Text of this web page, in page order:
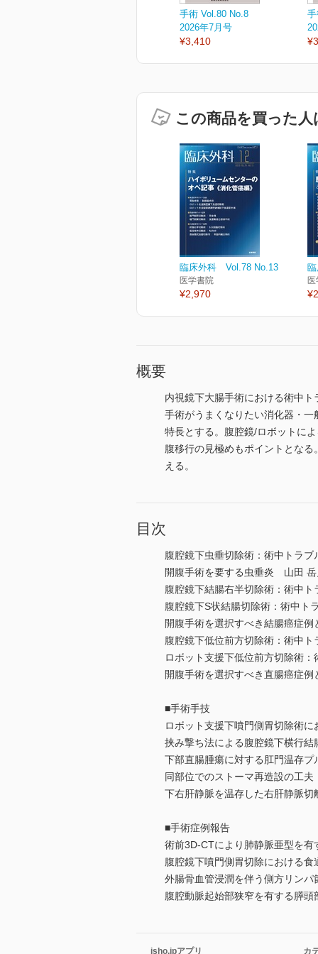
手術 Vol.80 No.8
2026年7月号
¥3,410
この商品を買った
臨床外科 Vol.78 No.13
医学書院
¥2,970
概要
内視鏡下大腸手術における術中
手術がうまくなりたい消化器・
特長とする。腹腔鏡/ロボットに
腹移行の見極めもポイントとな
える。
目次
腹腔鏡下虫垂切除術：術中トラ
開腹手術を要する虫垂炎 山田
腹腔鏡下結腸右半切除術：術中
腹腔鏡下S状結腸切除術：術中
開腹手術を選択すべき結腸癌症
腹腔鏡下低位前方切除術：術中
ロボット支援下低位前方切除術
開腹手術を選択すべき直腸癌症
■手術手技
ロボット支援下噴門側胃切除術
挟み撃ち法による腹腔鏡下横行
下部直腸腫瘍に対する肛門温存
同部位でのストーマ再造設の工
下右肝静脈を温存した右肝静脈
■手術症例報告
術前3D-CTにより肺静脈亜型を
腹腔鏡下噴門側胃切除における
外腸骨血管浸潤を伴う側方リン
腹腔動脈起始部狭窄を有する膵
isho.jpアプリ カ